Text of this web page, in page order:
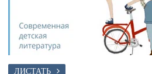
ЛИСТАТЬ